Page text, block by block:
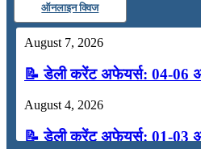
मॉक टेस्ट
Menu Menu
ऑनलाइन क्विज
August 7, 2026
📝 डेली करेंट अफेयर्स: 04-06
August 4, 2026
📝 डेली करेंट अफेयर्स: 01-03